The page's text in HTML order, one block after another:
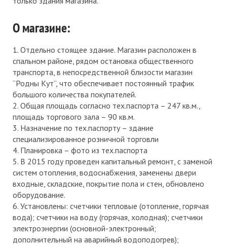
О магазине:
1. Отдельно стоящее здание. Магазин расположен в
спальном районе, рядом остановка общественного
транспорта, в непосредственной близости магазин
“Родны Кут”, что обеспечивает постоянный трафик
большого количества покупателей.
2. Общая площадь согласно тех.паспорта – 247 кв.м.,
площадь торгового зала – 90 кв.м.
3. Назначение по тех.паспорту – здание
специализированное розничной торговли
4. Планировка – фото из тех.паспорта
5. В 2015 году проведен капитальный ремонт, с заменой
систем отопления, водоснабжения, заменены двери
входные, складские, покрытие пола и стен, обновлено
оборудование.
6. Установлены: счетчики тепловые (отопление, горячая
вода); счетчики на воду (горячая, холодная); счетчики
электроэнергии (основной-электронный;
дополнительный на аварийный водоподогрев);